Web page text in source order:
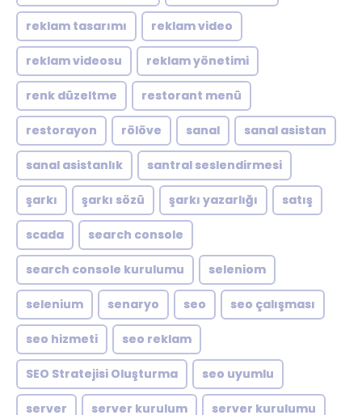
reklam tasarımı reklam video
reklam videosu reklam yönetimi
renk düzeltme restorant menü
restorayon rölöve sanal sanal asistan
sanal asistanlık santral seslendirmesi
şarkı şarkı sözü şarkı yazarlığı satış
scada search console
search console kurulumu seleniom
selenium senaryo seo seo çalışması
seo hizmeti seo reklam
SEO Stratejisi Oluşturma seo uyumlu
server server kurulum server kurulumu